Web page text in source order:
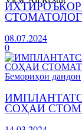
08.07.2024
0
Бемориҳои дандон
СОҲАИ